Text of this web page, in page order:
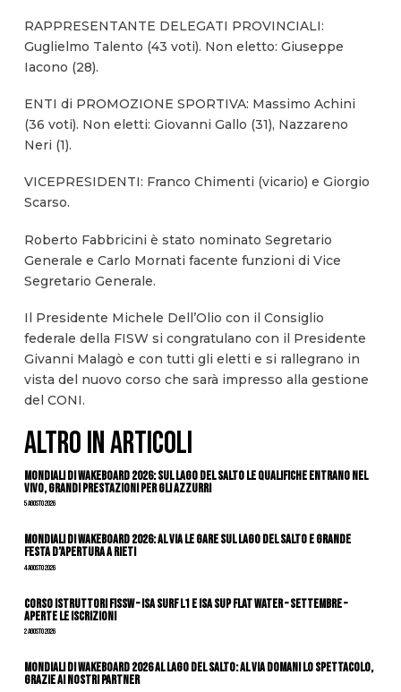
RAPPRESENTANTE DELEGATI PROVINCIALI:
Guglielmo Talento (43 voti). Non eletto: Giuseppe
Iacono (28).
ENTI di PROMOZIONE SPORTIVA: Massimo Achini
(36 voti). Non eletti: Giovanni Gallo (31), Nazzareno
Neri (1).
VICEPRESIDENTI: Franco Chimenti (vicario) e Giorgio
Scarso.
Roberto Fabbricini è stato nominato Segretario
Generale e Carlo Mornati facente funzioni di Vice
Segretario Generale.
Il Presidente Michele Dell’Olio con il Consiglio
federale della FISW si congratulano con il Presidente
Givanni Malagò e con tutti gli eletti e si rallegrano in
vista del nuovo corso che sarà impresso alla gestione
del CONI.
ALTRO IN ARTICOLI
Mondiali di Wakeboard 2026: sul Lago del Salto le qualifiche entrano nel
vivo, grandi prestazioni per gli azzurri
5 Agosto 2026
Mondiali di Wakeboard 2026: al via le gare sul Lago del Salto e grande
festa d’apertura a Rieti
4 Agosto 2026
CORSO ISTRUTTORI FISSW – ISA SURF L1 e ISA SUP Flat Water – SETTEMBRE –
APERTE LE ISCRIZIONI
2 Agosto 2026
Mondiali di Wakeboard 2026 al Lago del Salto: al via domani lo spettacolo,
grazie ai nostri Partner